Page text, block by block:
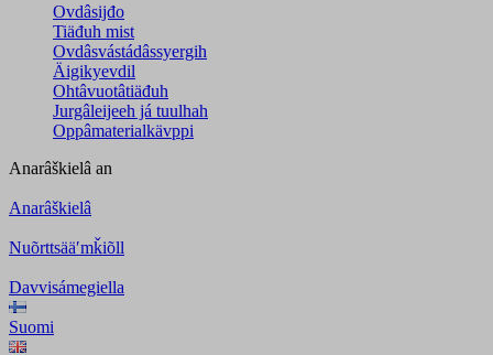
Ovdâsijđo
Tiäđuh mist
Ovdâsvástádâssyergih
Äigikyevdil
Ohtâvuotâtiäđuh
Jurgâleijeeh já tuulhah
Oppâmaterialkävppi
Anarâškielâ an
Anarâškielâ
Nuõrttsääʹmǩiõll
Davvisámegiella
Suomi